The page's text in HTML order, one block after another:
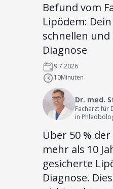
Befund vom
Lipödem:
schnellen und
Diagnose
9.7.2026
10Minuten
Dr. med.
Facharzt für
in
Über 50 %
mehr als 10
gesicherte
Diagnose.